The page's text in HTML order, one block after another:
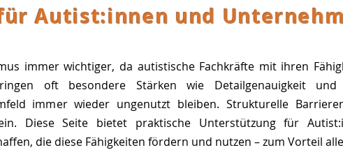
Autist:innen und
immer wichtiger, da autistische Fachkräfte mit ihren
oft besondere Stärken wie Detailgenauigkeit und
immer wieder ungenutzt bleiben. Strukturelle
Diese Seite bietet praktische Unterstützung für
die diese Fähigkeiten fördern und nutzen – zum Vorteil